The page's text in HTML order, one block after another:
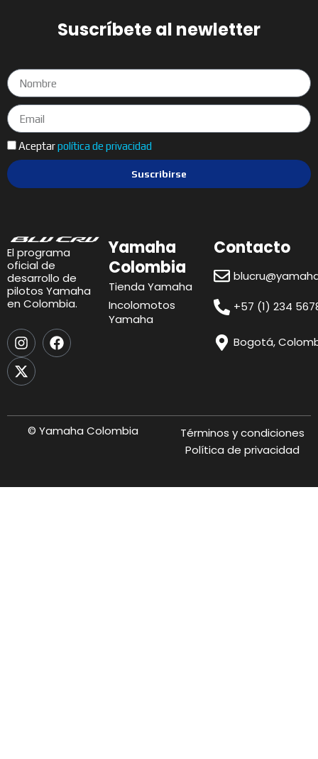
Suscríbete al newletter
Nombre
Email
Aceptarpolítica de privacidad
Suscribirse
El programa
oficial de
desarrollo de
pilotos Yamaha
en Colombia.
I
n
s
t
r
a
F
a
o
k
X
-
t
w
t
Yamaha
Colombia
Tienda Yamaha
Incolomotos
Yamaha
Contacto
+57 (1) 234
Bogotá,
© Yamaha Colombia
Términos y condiciones
Política de privacidad